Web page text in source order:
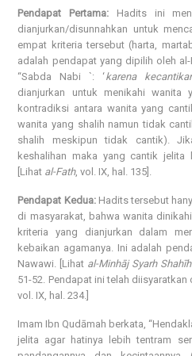
Pendapat Pertama: Hadits ini
dianjurkan/disunnahkan untuk
empat kriteria tersebut (harta,
adalah pendapat yang dipilih oleh al-
“Sabda Nabi `: ‘karena
dianjurkan untuk menikahi wanita
kontradiksi antara wanita yang
wanita yang shalih namun tidak
shalih meskipun tidak cantik).
keshalihan maka yang cantik jelita
[Lihat al-Fath, vol. IX, hal. 135].
Pendapat Kedua:Hadits tersebut
di masyarakat, bahwa wanita
kriteria yang dianjurkan dalam
kebaikan agamanya. Ini adalah
Nawawi. [Lihat al-Minhāj Syarh
51-52. Pendapat ini telah diisyaratkan
vol. IX, hal. 234.]
Imam Ibn Qudāmah berkata,
jelita agar hatinya lebih tentram